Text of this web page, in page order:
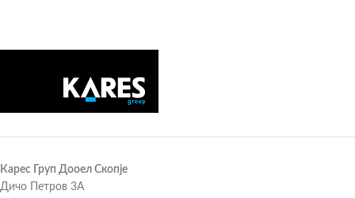
Карес Груп Дооел Скопје
Дичо Петров 3А